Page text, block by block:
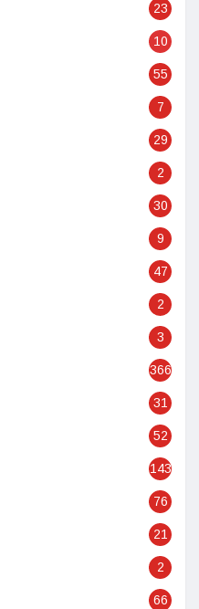
23
10
55
7
29
2
30
9
47
2
3
366
31
52
143
76
21
2
66